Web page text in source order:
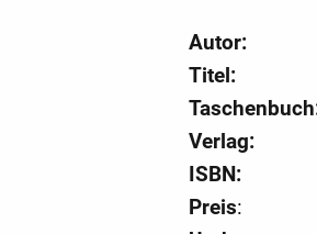
Autor:
Titel:
Verlag:
ISBN:
Preis: